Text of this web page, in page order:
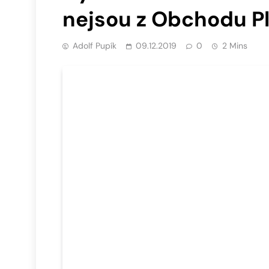
nejsou z Obchodu
Adolf Pupík 09.12.2019 0 2 Mins